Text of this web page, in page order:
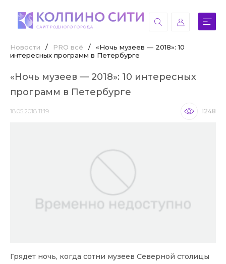
Новости / PRO всё /
«Ночь музеев — 2018»: 10
интересных программ в Петербурге
«Ночь музеев — 2018»: 10 интересных
программ в Петербурге
18.05.2018 11:19 1248
Грядет ночь, когда сотни музеев Северной столицы